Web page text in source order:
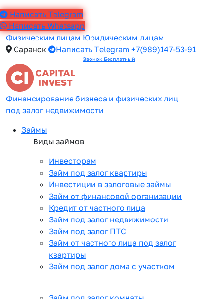
Написать Telegram
Написать Whatsapp
Физическим лицам Юридическим лицам
Саранск
Написать Telegram +7(989)147-53-91
Звонок Бесплатный
Финансирование бизнеса и физических лиц
под залог недвижимости
Займы
Виды займов
Инвесторам
Займ под залог квартиры
Инвестиции в залоговые займы
Займ от финансовой организации
Кредит от частного лица
Займ под залог недвижимости
Займ под залог ПТС
Займ от частного лица под залог
квартиры
Займ под залог дома с участком